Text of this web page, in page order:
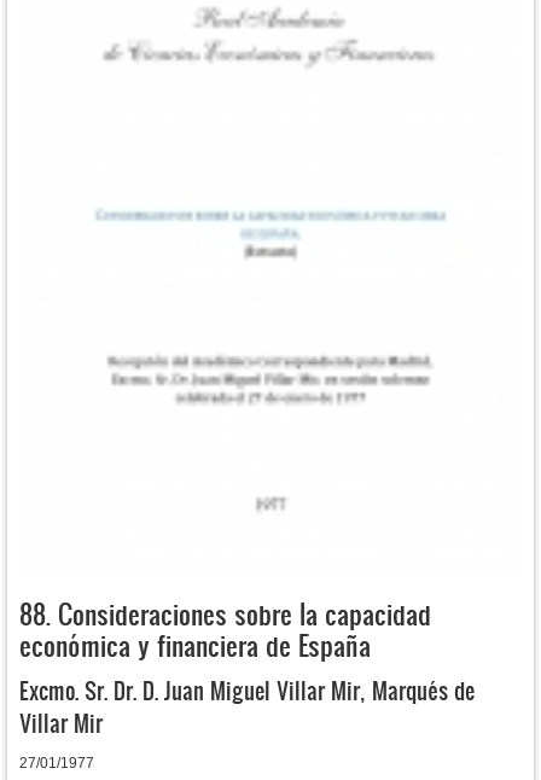
88. Consideraciones sobre la capacidad
económica y financiera de España
Excmo. Sr. Dr. D. Juan Miguel Villar Mir, Marqués de
Villar Mir
27/01/1977